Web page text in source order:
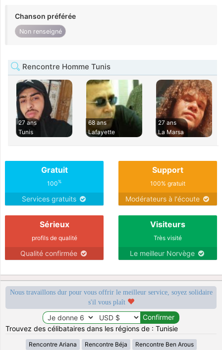
Chanson préférée
Non renseigné
Rencontre Homme Tunis
27 ans
Tunis
68 ans
Lafayette
27 ans
La Marsa
Gratuit
100%
Services gratuits
Support
100% gratuit
Modérateurs à l'écoute
Sérieux
profils de qualité
Qualité confirmée
Visiteurs
Très visité
Le meilleur Norvège
Nous travaillons dur pour vous offrir le meilleur service, soyez solidaire
s'il vous plaît
Trouvez des célibataires dans les régions de : Tunisie
Rencontre Ariana Rencontre Béja Rencontre Ben Arous